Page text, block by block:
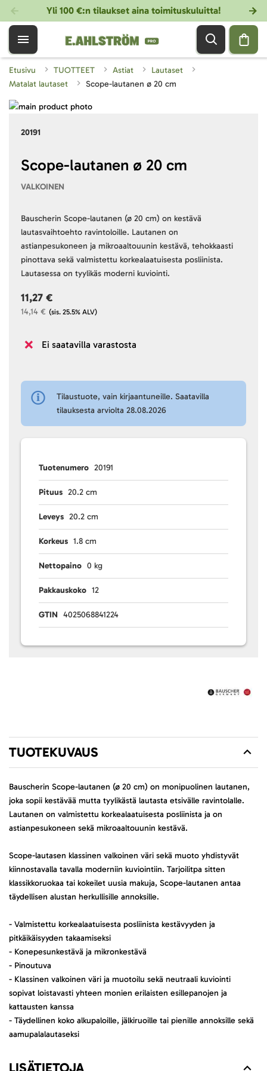
Yli 100 €:n tilaukset aina toimituskuluitta!
Etusivu TUOTTEET Astiat
Lautaset
Matalat lautaset
Scope-lautanen ø 20 cm
20191
Scope-lautanen ø 20 cm
VALKOINEN
Bauscherin Scope-lautanen (ø 20 cm) on kestävä
lautasvaihtoehto ravintoloille. Lautanen on
astianpesukoneen ja mikroaaltouunin kestävä, tehokkaasti
pinottava sekä valmistettu korkealaatuisesta posliinista.
Lautasessa on tyylikäs moderni kuviointi.
(sis. 25.5% ALV)
14,14 €
11,27 €
Ei saatavilla varastosta
Tilaustuote, vain kirjaantuneille. Saatavilla
tilauksesta arviolta 28.08.2026
Tuotenumero 20191
Pituus 20.2 cm
Leveys 20.2 cm
Korkeus 1.8 cm
Nettopaino 0 kg
Pakkauskoko 12
GTIN 4025068841224
Skip
images
beginning
gallery
TUOTEKUVAUS
Bauscherin Scope-lautanen (ø 20 cm) on monipuolinen lautanen,
joka sopii kestävää mutta tyylikästä lautasta etsivälle ravintolalle.
Lautanen on valmistettu korkealaatuisesta posliinista ja on
astianpesukoneen sekä mikroaaltouunin kestävä.
Scope-lautasen klassinen valkoinen väri sekä muoto yhdistyvät
kiinnostavalla tavalla moderniin kuviointiin. Tarjoilitpa sitten
klassikkoruokaa tai kokeilet uusia makuja, Scope-lautanen antaa
täydellisen alustan herkullisille annoksille.
- Valmistettu korkealaatuisesta posliinista kestävyyden ja
pitkäikäisyyden takaamiseksi
- Konepesunkestävä ja mikronkestävä
- Pinoutuva
- Klassinen valkoinen väri ja muotoilu sekä neutraali kuviointi
sopivat loistavasti yhteen monien erilaisten esillepanojen ja
kattausten kanssa
- Täydellinen koko alkupaloille, jälkiruoille tai pienille annoksille sekä
aamupalalautaseksi
LISÄTIETOJA